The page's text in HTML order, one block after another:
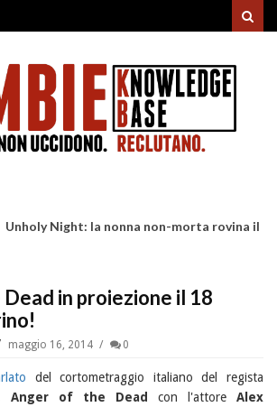
Unholy Night: la nonna non-morta rovina il
in proiezione il 18
maggio 16, 2014 0
del cortometraggio italiano del regista
Anger of the Dead con l'attore Alex